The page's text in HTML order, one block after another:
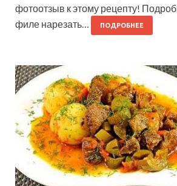
фотоотзыв к этому рецепту!
филе нарезать…
ПОДРОБНЕЕ